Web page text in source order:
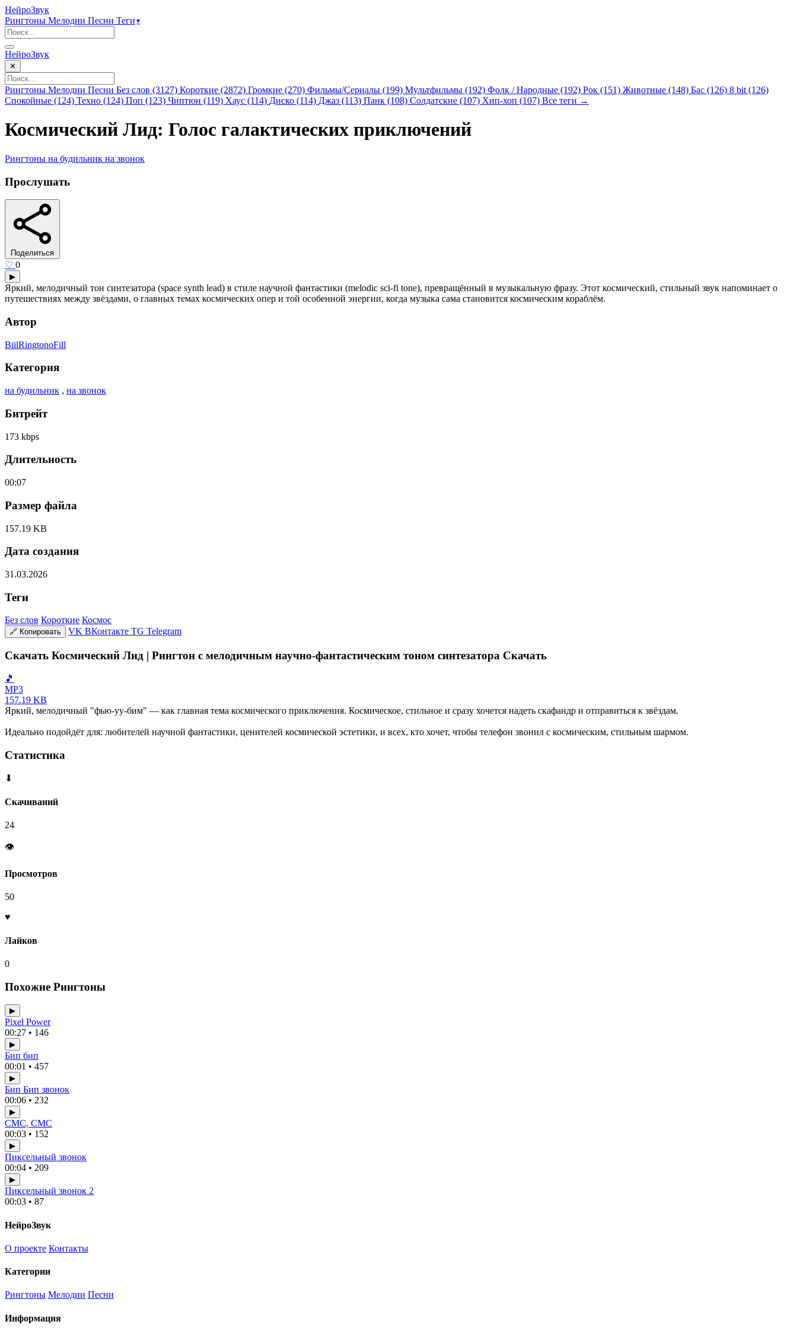
НейроЗвук
Рингтоны Мелодии Песни Теги ▾
НейроЗвук
✕
Рингтоны Мелодии Песни Без слов (3127) Короткие (2872) Громкие (270) Фильмы/Сериалы (199) Мультфильмы (192) Фолк / Народные (192) Рок (151) Животные (148) Бас (126) 8 bit (126)
Спокойные (124) Техно (124) Поп (123) Чиптюн (119) Хаус (114) Диско (114) Джаз (113) Панк (108) Солдатские (107) Хип-хоп (107) Все теги →
Космический Лид: Голос галактических приключений
Рингтоны на будильник на звонок
Прослушать
Поделиться
♡ 0
▶
Яркий, мелодичный тон синтезатора (space synth lead) в стиле научной фантастики (melodic sci-fi tone), превращённый в музыкальную фразу. Этот космический, стильный звук напоминает о
путешествиях между звёздами, о главных темах космических опер и той особенной энергии, когда музыка сама становится космическим кораблём.
Автор
BiilRingtonoFill
Категория
на будильник , на звонок
Битрейт
173 kbps
Длительность
00:07
Размер файла
157.19 KB
Дата создания
31.03.2026
Теги
Без слов Короткие Космос
🔗 Копировать VK ВКонтакте TG Telegram
Скачать Космический Лид | Рингтон с мелодичным научно-фантастическим тоном синтезатора Скачать
🎵
MP3
157.19 KB
Яркий, мелодичный "фью-уу-бим" — как главная тема космического приключения. Космическое, стильное и сразу хочется надеть скафандр и отправиться к звёздам.
Идеально подойдёт для: любителей научной фантастики, ценителей космической эстетики, и всех, кто хочет, чтобы телефон звонил с космическим, стильным шармом.
Статистика
⬇
Скачиваний
24
👁
Просмотров
50
♥
Лайков
0
Похожие Рингтоны
▶
Pixel Power
00:27 • 146
▶
Бип бип
00:01 • 457
▶
Бип Бип звонок
00:06 • 232
▶
СМС, СМС
00:03 • 152
▶
Пиксельный звонок
00:04 • 209
▶
Пиксельный звонок 2
00:03 • 87
НейроЗвук
О проекте Контакты
Категории
Рингтоны Мелодии Песни
Информация